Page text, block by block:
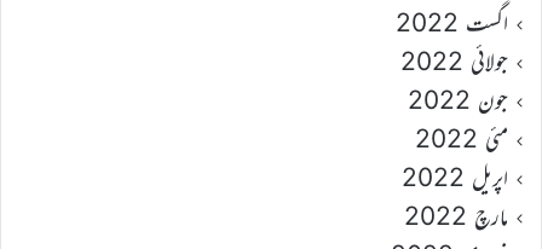
اگست 2022
جولائی 2022
جون 2022
مئی 2022
اپریل 2022
مارچ 2022